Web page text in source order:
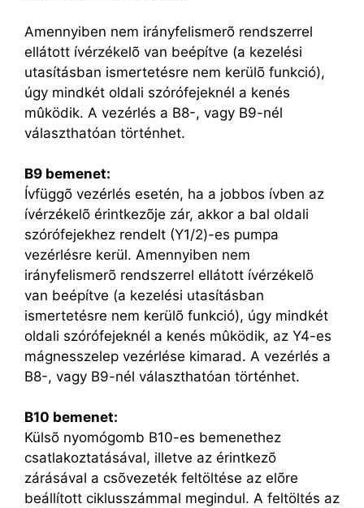
Amennyiben nem irányfelismerõ rendszerrel
ellátott ívérzékelõ van beépítve (a kezelési
utasításban ismertetésre nem kerülõ funkció),
úgy mindkét oldali szórófejeknél a kenés
mûködik. A vezérlés a B8-, vagy B9-nél
választhatóan történhet.
B9 bemenet:
Ívfüggõ vezérlés esetén, ha a jobbos ívben az
ívérzékelõ érintkezõje zár, akkor a bal oldali
szórófejekhez rendelt (Y1/2)-es pumpa
vezérlésre kerül. Amennyiben nem
irányfelismerõ rendszerrel ellátott ívérzékelõ
van beépítve (a kezelési utasításban
ismertetésre nem kerülõ funkció), úgy mindkét
oldali szórófejeknél a kenés mûködik, az Y4-es
mágnesszelep vezérlése kimarad. A vezérlés a
B8-, vagy B9-nél választhatóan történhet.
B10 bemenet:
Külsõ nyomógomb B10-es bemenethez
csatlakoztatásával, illetve az érintkezõ
zárásával a csõvezeték feltöltése az elõre
beállított ciklusszámmal megindul. A feltöltés az